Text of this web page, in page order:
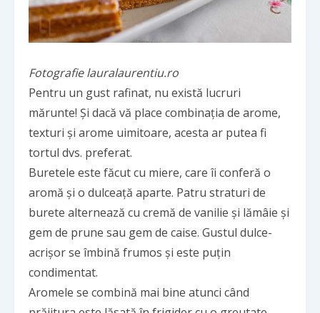
Fotografie lauralaurentiu.ro
Pentru un gust rafinat, nu există lucruri
mărunte! Și dacă vă place combinația de arome,
texturi și arome uimitoare, acesta ar putea fi
tortul dvs. preferat.
Buretele este făcut cu miere, care îi conferă o
aromă și o dulceață aparte. Patru straturi de
burete alternează cu cremă de vanilie și lămâie și
gem de prune sau gem de caise. Gustul dulce-
acrișor se îmbină frumos și este puțin
condimentat.
Aromele se combină mai bine atunci când